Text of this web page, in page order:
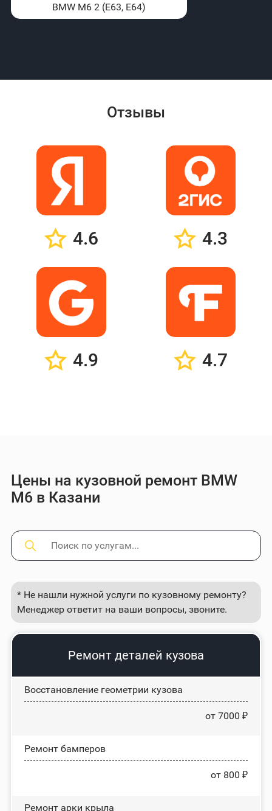
BMW M6 2 (E63, E64)
Отзывы
4.6 4.3
4.9 4.7
Цены на кузовной ремонт BMW
M6 в Казани
* Не нашли нужной услуги по кузовному ремонту?
Менеджер ответит на ваши вопросы, звоните.
Ремонт деталей кузова
Восстановление геометрии кузова
от 7000 ₽
Ремонт бамперов
от 800 ₽
Ремонт арки крыла